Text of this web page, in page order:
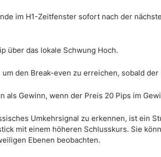
im H1-Zeitfenster sofort nach der
über das lokale Schwung Hoch.
den Break-even zu erreichen, sobald
als Gewinn, wenn der Preis 20 Pips im
Umkehrsignal zu erkennen, ist ein
mit einem höheren Schlusskurs. Sie
Ebenen beobachten.